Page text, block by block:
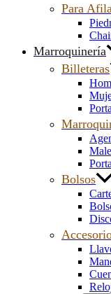
Para
Marroquinería
Billeteras
Bolsos